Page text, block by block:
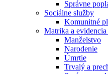
Správne
Sociálne služby
Komunitné
Matrika a
Manželstvo
Narodenie
Úmrtie
Trvalý a